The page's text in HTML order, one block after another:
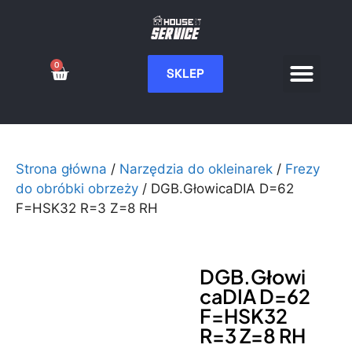
SKLEP
0
Strona główna / Narzędzia do okleinarek / Frezy
do obróbki obrzeży / DGB.GłowicaDIA D=62
F=HSK32 R=3 Z=8 RH
DGB.Głowi
caDIA D=62
F=HSK32
R=3 Z=8 RH